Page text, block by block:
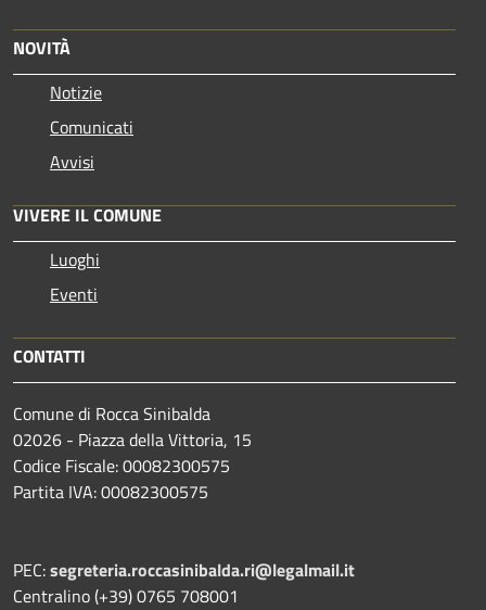
NOVITÀ
Notizie
Comunicati
Avvisi
VIVERE IL COMUNE
Luoghi
Eventi
CONTATTI
Comune di Rocca Sinibalda
02026 - Piazza della Vittoria, 15
Codice Fiscale: 00082300575
Partita IVA: 00082300575
PEC:segreteria.roccasinibalda.ri@legalmail.it
Centralino (+39) 0765 708001